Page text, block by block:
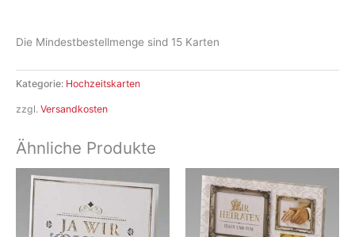
Die Mindestbestellmenge sind 15 Karten
Kategorie: Hochzeitskarten
zzgl. Versandkosten
Ähnliche Produkte